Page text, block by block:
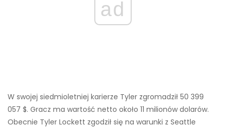
ad
W swojej siedmioletniej karierze Tyler zgromadził 50 399
057 $. Gracz ma wartość netto około 11 milionów dolarów.
Obecnie Tyler Lockett zgodził się na warunki z Seattle